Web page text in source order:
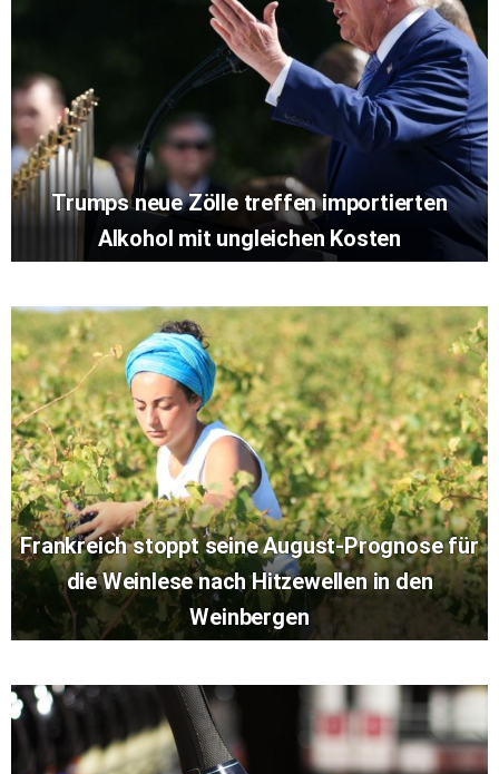
Trumps neue Zölle treffen importierten
Alkohol mit ungleichen Kosten
Frankreich stoppt seine August-Prognose für
die Weinlese nach Hitzewellen in den
Weinbergen